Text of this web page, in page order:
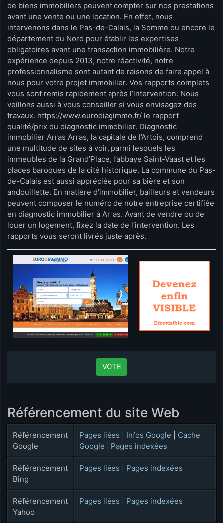
de biens immobiliers peuvent compter sur nos prestations
avant une vente ou une location. En effet, nous
intervenons dans le Pas-de-Calais, la Somme ou encore le
département du Nord pour établir les expertises
obligatoires avant une transaction immobilière. Notre
expérience depuis 2013, notre réactivité, notre
professionnalisme sont autant de raisons de faire appel à
nous pour votre projet immobilier. Vos rapports complets
vous sont remis rapidement après l’intervention. Nous
veillons aussi à vous conseiller si vous envisagez des
travaux. https://www.eurodiagimmo.fr/ le rapport
qualité/prix du diagnostic immobilier. Diagnostic
immobilier Arras Arras, la capitale de l’Artois, comprend
une multitude de sites à voir, parmi lesquels les
immeubles de la Grand’Place, l’abbaye Saint-Vaast et les
places baroques de la cité historique. La commune du Pas-
de-Calais est aussi appréciée pour sa bière et son
andouillette. En matière d’immobilier, bailleurs et vendeurs
peuvent composer le numéro de notre entreprise certifiée
en diagnostic immobilier à Arras. Avant de vendre ou de
louer un logement, fixez la date de l’intervention. Les
rapports vous seront livrés juste après.
VOTE
Référencement du site Web
Référencement
Google
Pages liées Infos Google
Cache
Google
Pages indexées
Référencement
Bing
Pages liées Pages indexées
Référencement
Yahoo
Pages liées Pages indexées